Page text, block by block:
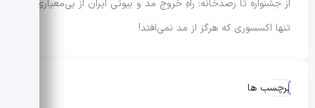
از جشنواره تا رصدخانه: راهِ خروج مد و بیوتی ایران از بی‌معیاری
تنها اکسسوری که هرگز از مد نمی‌افتد!
برچسب ها